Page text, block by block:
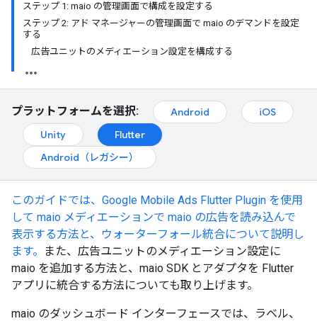
ステップ 1: maio の管理画面で構成を設定する
ステップ 2: アド マネージャーの管理画面で maio のデマンドを設定
する
広告ユニットのメディエーション設定を構成する
プラットフォームを選択: Android
iOS
Unity
Flutter
Android（レガシー）
このガイドでは、 Google Mobile Ads Flutter Plugin を使用
して maio メディエーションで maio の広告を読み込んで
表示する方法と、ウォーターフォール統合について説明し
ます。
また、広告ユニットのメディエーション設定に
maio を追加する方法と、maio SDK とアダプタを Flutter
アプリに統合する方法についても取り上げます。
maio のダッシュボード インターフェースでは、ラベル、